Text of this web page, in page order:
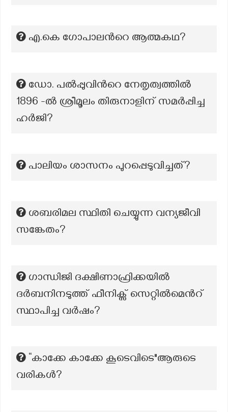
എ.കെ ഗോപാലന്‍റെ ആത്മകഥ?
ഡോ. പല്‍പ്പുവിന്‍റെ നേതൃത്വത്തില്‍
1896 -ല്‍ ശ്രീമൂലം തിരുനാളിന് സമര്‍പ്പിച്ച
ഹര്‍ജി?
പാലിയം ശാസനം പുറപ്പെടുവിച്ചത്?
ശബരിമല സ്ഥിതി ചെയ്യുന്ന വന്യജീവി
സങ്കേതം?
ഗാന്ധിജി ദക്ഷിണാഫ്രിക്കയിൽ
ദർബനിനടുത്ത് ഫീനിക്സ് സെറ്റിൽമെൻറ്
സ്ഥാപിച്ച വർഷം?
“കാക്കേ കാക്കേ കൂടെവിടെ"ആരുടെ
വരികൾ?